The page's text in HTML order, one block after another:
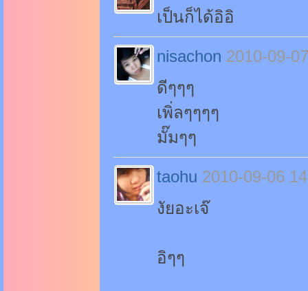
เป็นก็ได้อิอิ
nisachon 2010-09-
ดีๆๆๆ
เพิ่ลๆๆๆๆ
มั๊มๆๆ
taohu 2010-09-06
งัยอะเจ๊
อิๆๆ